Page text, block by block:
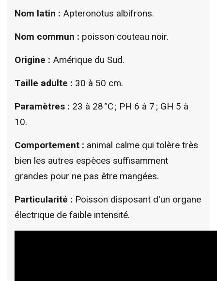
Nom latin : Apteronotus albifrons.
Nom commun : poisson couteau noir.
Origine : Amérique du Sud.
Taille adulte : 30 à 50 cm.
Paramètres : 23 à 28 °C ; PH 6 à 7 ; GH 5 à
10.
Comportement : animal calme qui tolère très
bien les autres espèces suffisamment
grandes pour ne pas être mangées.
Particularité : Poisson disposant d'un organe
électrique de faible intensité.